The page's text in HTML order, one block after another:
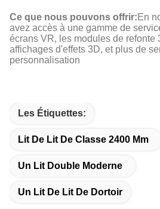
Ce que nous pouvons offrir:En
avez accès à une gamme de
écrans VR, les modules de refonte
affichages d'effets 3D, et plus de
personnalisation
Les Étiquettes:
Lit De Lit De Classe 2400 Mm
Un Lit Double Moderne
Un Lit De Lit De Dortoir